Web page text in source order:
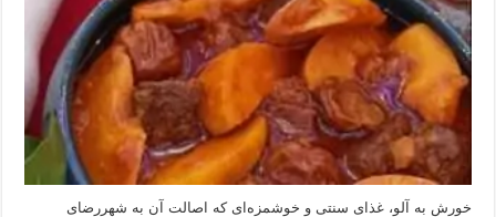
خورش به آلو، غذای سنتی و خوشمزه‌ای که اصالت آن به شهررضای